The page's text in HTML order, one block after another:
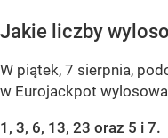
Jakie liczby
W piątek, 7 sierpnia,
w Eurojackpot
1, 3, 6, 13, 23 oraz 5 i 7.